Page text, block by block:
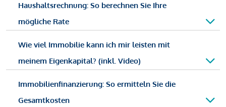
Haushaltsrechnung: So berechnen Sie Ihre
mögliche Rate
Wie viel Immobilie kann ich mir leisten mit
meinem Eigenkapital? (inkl. Video)
Immobilienfinanzierung: So ermitteln Sie die
Gesamtkosten